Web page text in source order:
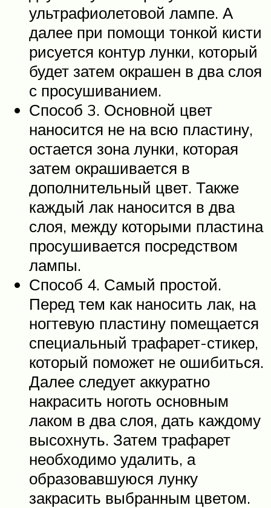
ультрафиолетовой лампе. А
далее при помощи тонкой кисти
рисуется контур лунки, который
будет затем окрашен в два слоя
с просушиванием.
Способ 3. Основной цвет
наносится не на всю пластину,
остается зона лунки, которая
затем окрашивается в
дополнительный цвет. Также
каждый лак наносится в два
слоя, между которыми пластина
просушивается посредством
лампы.
Способ 4. Самый простой.
Перед тем как наносить лак, на
ногтевую пластину помещается
специальный трафарет-стикер,
который поможет не ошибиться.
Далее следует аккуратно
накрасить ноготь основным
лаком в два слоя, дать каждому
высохнуть. Затем трафарет
необходимо удалить, а
образовавшуюся лунку
закрасить выбранным цветом.